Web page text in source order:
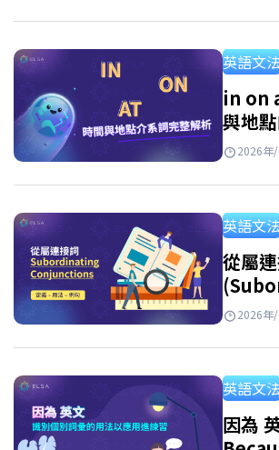
英語文
in on
與地
練習
2026年
英語文
從屬
理與
2026年
英語文
因為